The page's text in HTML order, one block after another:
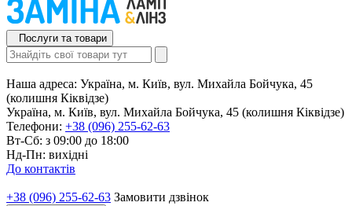
Послуги та товари
Наша адреса: Україна, м. Київ, вул. Михайла Бойчука, 45
(колишня Кіквідзе)
Україна, м. Київ, вул. Михайла Бойчука, 45 (колишня Кіквідзе)
Телефони: +38 (096) 255-62-63
Вт-Сб: з 09:00 до 18:00
Нд-Пн: вихідні
До контактів
+38 (096) 255-62-63 Замовити дзвінок